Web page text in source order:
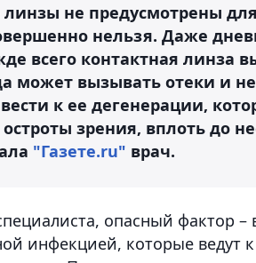
не предусмотрены
нельзя. Даже
всего контактная линза
может вызывать отеки и
к ее дегенерации,
зрения, вплоть до
"Газете.ru" врач.
опасный фактор –
инфекцией, которые ведут